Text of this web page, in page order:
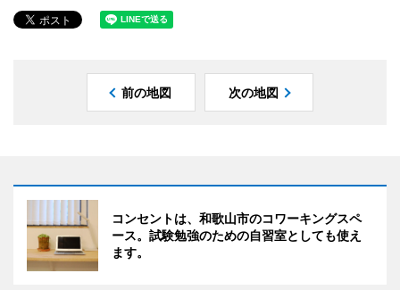
前の地図 次の地図
コンセントは、和歌山市のコワーキングスペ
ース。試験勉強のための自習室としても使え
ます。